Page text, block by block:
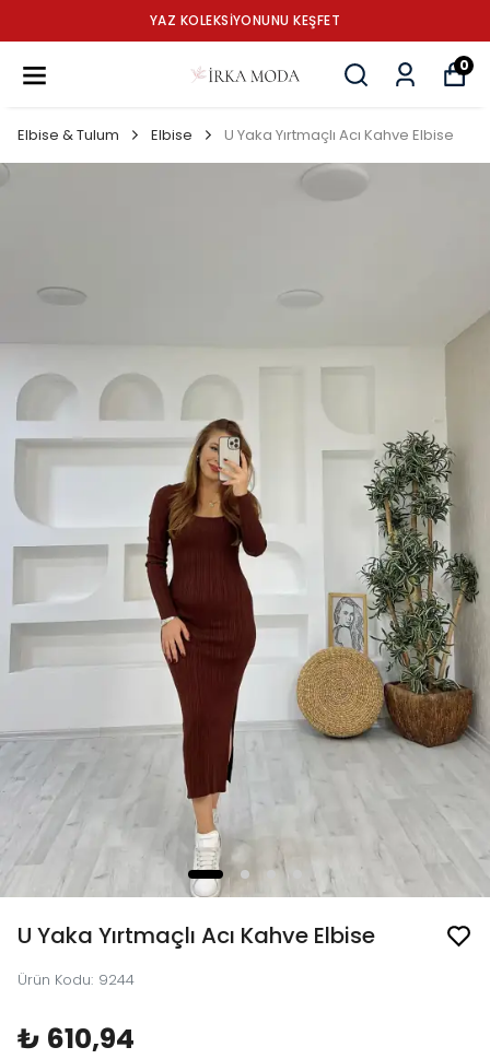
YAZ KOLEKSİYONUNU KEŞFET
0
Elbise & Tulum Elbise U Yaka Yırtmaçlı Acı Kahve Elbise
U Yaka Yırtmaçlı Acı Kahve Elbise
Ürün Kodu: 9244
₺ 610,94